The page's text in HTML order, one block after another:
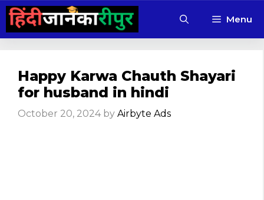
Skip
content
Menu
Happy Karwa Chauth Shayari
for husband in hindi
October 20, 2024 by Airbyte Ads